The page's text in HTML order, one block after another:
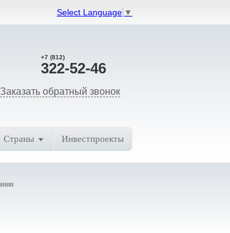
Select Language ▼
+7 (812)
322-52-46
Заказать обратный звонок
Страны Инвестпроекты